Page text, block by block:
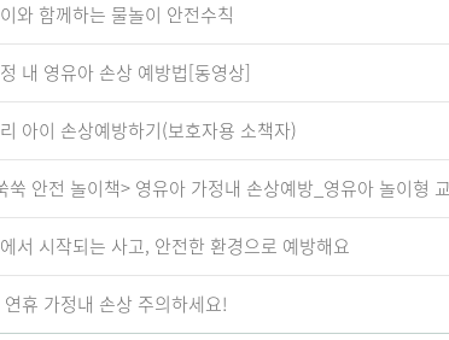
와 함께하는 물놀이 안전수칙
내 영유아 손상 예방법[동영상]
아이 손상예방하기(보호자용 소책자)
쑥 안전 놀이책> 영유아 가정내 손상예방_영유아 놀이형
서 시작되는 사고, 안전한 환경으로 예방해요
연휴 가정내 손상 주의하세요!